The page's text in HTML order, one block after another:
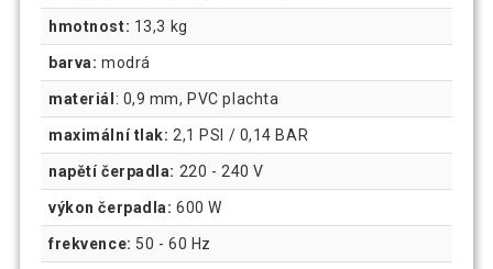
hmotnost: 13,3 kg
barva: modrá
materiál : 0,9 mm, PVC plachta
maximální tlak: 2,1 PSI / 0,14 BAR
napětí čerpadla: 220 - 240 V
výkon čerpadla: 600 W
frekvence: 50 - 60 Hz